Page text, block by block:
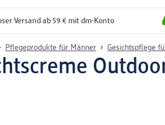
Versand ab 59 € mit dm-Konto
Pflegeprodukte für Männer Gesichtspflege